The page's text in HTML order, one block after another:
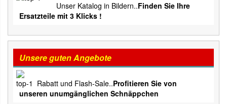
Unser Katalog in Bildern..Finden Sie Ihre
Ersatzteile mit 3 Klicks !
Unsere guten Angebote
Rabatt und Flash-Sale..Profitieren Sie von
unseren unumgänglichen Schnäppchen